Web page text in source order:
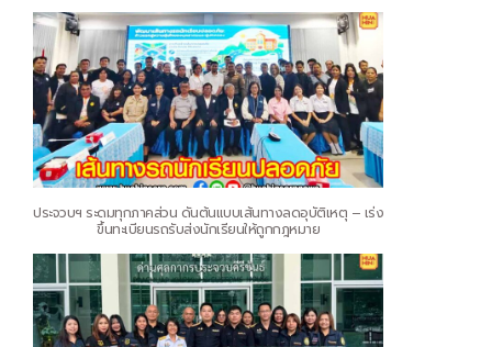
ประจวบฯ ระดมทุกภาคส่วน ดันต้นแบบเส้นทางลดอุบัติเหตุ – เร่ง
ขึ้นทะเบียนรถรับส่งนักเรียนให้ถูกกฎหมาย